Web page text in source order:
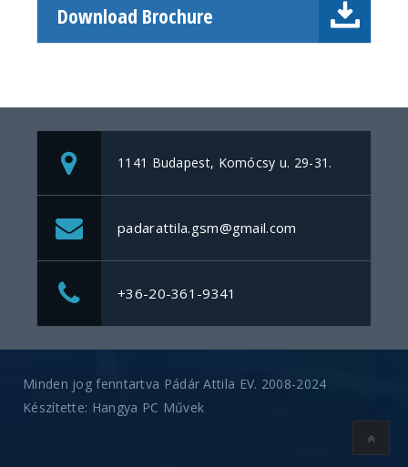
Download Brochure
1141 Budapest, Komócsy u. 29-31.
padarattila.gsm@gmail.com
+36-20-361-9341
Minden jog fenntartva Pádár Attila EV. 2008-2024
Készítette: Hangya PC Művek